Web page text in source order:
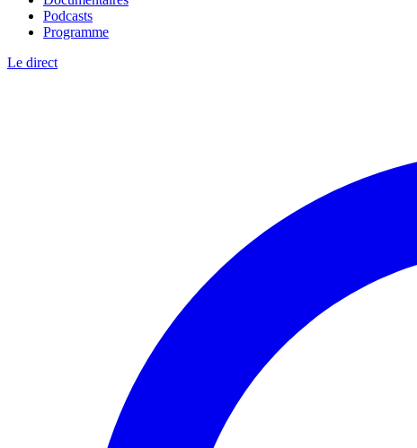
Podcasts
Programme
Le direct